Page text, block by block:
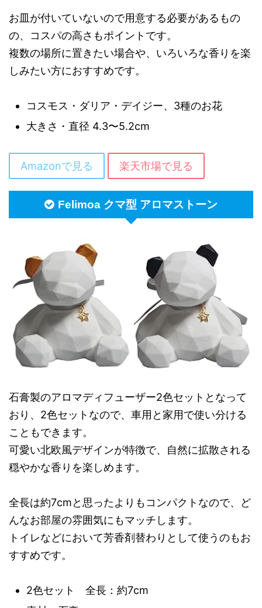
お皿が付いていないので用意する必要があるもの
の、コスパの高さもポイントです。
複数の場所に置きたい場合や、いろいろな香りを楽
しみたい方におすすめです。
コスモス・ダリア・デイジー、3種のお花
大きさ・直径 4.3〜5.2cm
Amazonで見る 楽天市場で見る
Felimoa クマ型 アロマストーン
石膏製のアロマディフューザー2色セットとなって
おり、2色セットなので、車用と家用で使い分ける
こともできます。
可愛い北欧風デザインが特徴で、自然に拡散される
穏やかな香りを楽しめます。
全長は約7cmと思ったよりもコンパクトなので、ど
んなお部屋の雰囲気にもマッチします。
トイレなどにおいて芳香剤替わりとして使うのもお
すすめです。
2色セット 全長：約7cm